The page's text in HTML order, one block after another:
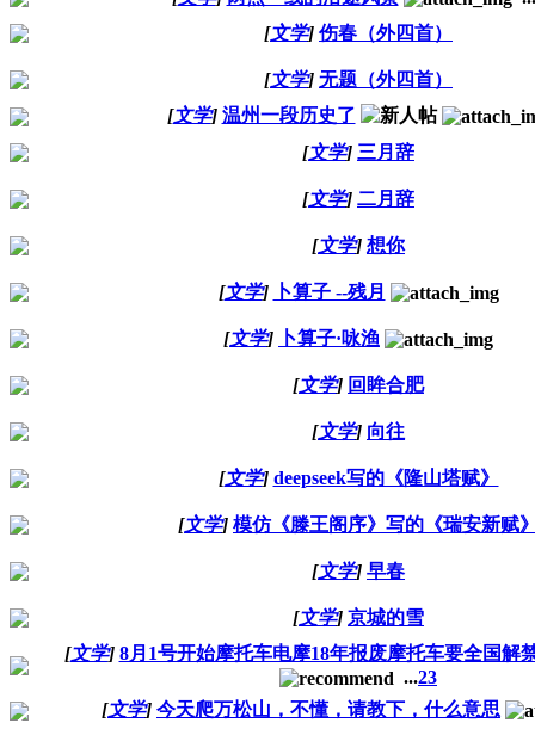
[文学] 伤春（外四首）
[文学] 无题（外四首）
[文学] 温州一段历史了
[文学] 三月辞
[文学] 二月辞
[文学] 想你
[文学] 卜算子 --残月
[文学] 卜算子·咏渔
[文学] 回眸合肥
[文学] 向往
[文学] deepseek写的《隆山塔赋》
[文学] 模仿《滕王阁序》写的《瑞安新赋
[文学] 早春
[文学] 京城的雪
[文学] 8月1号开始摩托车电摩18年报废摩托车要全国解
...23
[文学] 今天爬万松山，不懂，请教下，什么意思